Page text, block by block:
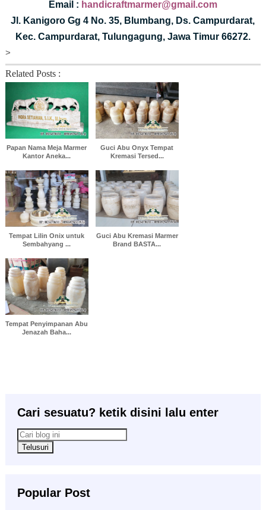
Email : handicraftmarmer@gmail.com
Jl. Kanigoro Gg 4 No. 35, Blumbang, Ds. Campurdarat,
Kec. Campurdarat, Tulungagung, Jawa Timur 66272.
>
Related Posts :
Papan Nama Meja Marmer
Kantor Aneka...
Guci Abu Onyx Tempat
Kremasi Tersed...
Tempat Lilin Onix untuk
Sembahyang ...
Guci Abu Kremasi Marmer
Brand BASTA...
Tempat Penyimpanan Abu
Jenazah Baha...
Cari sesuatu? ketik disini lalu enter
Popular Post